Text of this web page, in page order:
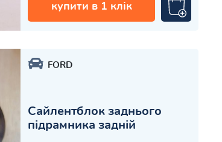
купити в 1 клік
FORD
Сайлентблок заднього
підрамника задній